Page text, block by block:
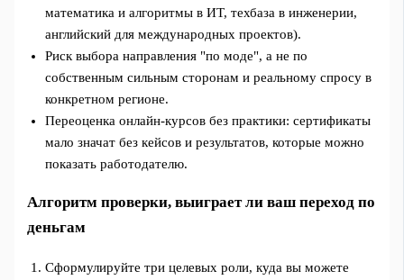
математика и алгоритмы в ИТ, техбаза в инженерии,
английский для международных проектов).
Риск выбора направления "по моде", а не по
собственным сильным сторонам и реальному спросу в
конкретном регионе.
Переоценка онлайн-курсов без практики: сертификаты
мало значат без кейсов и результатов, которые можно
показать работодателю.
Алгоритм проверки, выиграет ли ваш переход по
деньгам
Сформулируйте три целевых роли, куда вы можете